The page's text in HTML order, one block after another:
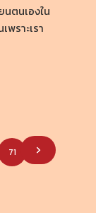
ตนเองใน
ราะเรา
71 …